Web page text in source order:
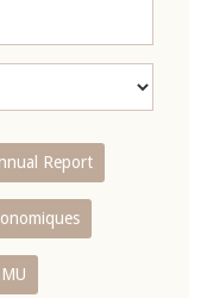
Report